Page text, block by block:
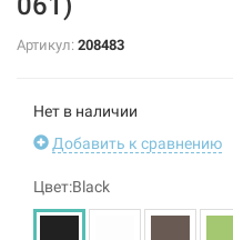
Артикул: 208483
Нет в наличии
Добавить к сравнению
Цвет:Black